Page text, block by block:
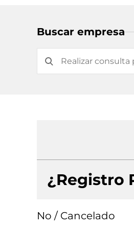
Buscar empresa
¿Registro
No / Cancelado